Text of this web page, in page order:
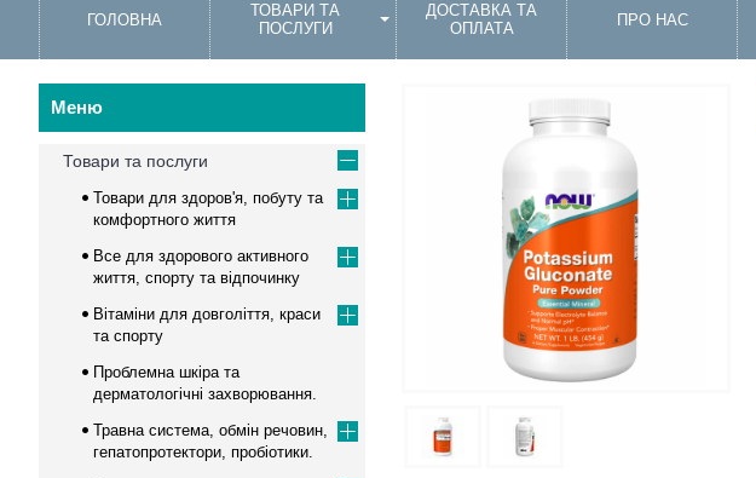
ГОЛОВНА
ТОВАРИ ТА
ПОСЛУГИ
ДОСТАВКА ТА
ОПЛАТА
ПРО НАС
Товари та послуги
Товари для здоров'я, побуту та
комфортного життя
Все для здорового активного
життя, спорту та відпочинку
Вітаміни для довголіття, краси
та спорту
Проблемна шкіра та
дерматологічні захворювання.
Травна система, обмін речовин,
гепатопротектори, пробіотики.